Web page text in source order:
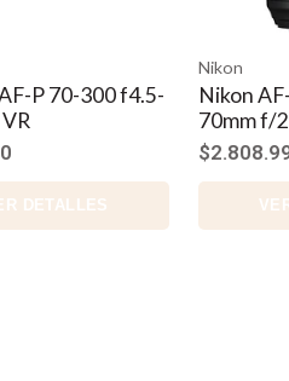
Nikon AF-S NIKKOR 24-
70mm f/2.8E ED VR
VER DETALLES